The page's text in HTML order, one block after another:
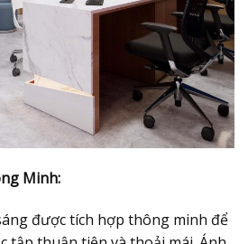
Minh:
được tích hợp thông minh để